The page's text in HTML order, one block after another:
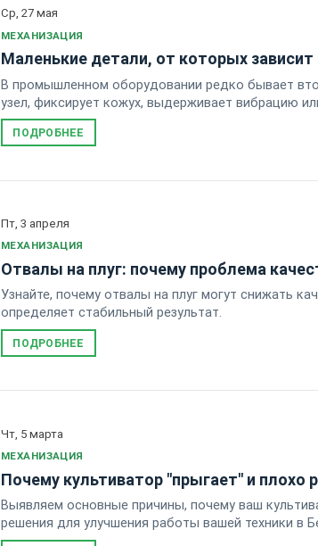
Ср, 27 мая
МЕХАНИЗАЦИЯ
Маленькие детали, от которых
В промышленном оборудовании редко бывает
узел, фиксирует кожух, выдерживает вибрацию
ПОДРОБНЕЕ
Пт, 3 апреля
МЕХАНИЗАЦИЯ
Отвалы на плуг: почему проблема
Узнайте, почему отвалы на плуг могут снижать
определяет стабильный результат.
ПОДРОБНЕЕ
Чт, 5 марта
МЕХАНИЗАЦИЯ
Почему культиватор "прыгает" и
Выявляем основные причины, почему ваш
решения для улучшения работы вашей техники в